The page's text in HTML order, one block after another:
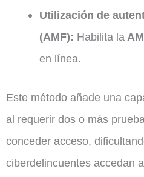
Utilización de
(AMF): Habilita la
en línea.
Este método añade una
al requerir dos o más
conceder acceso,
ciberdelincuentes accedan